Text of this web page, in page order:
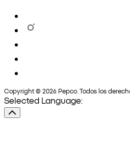
Copyright © 2026 Pepco. Todos los
Selected Language: